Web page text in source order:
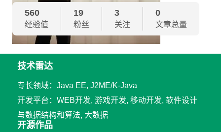
560
经验值
19
粉丝
3
关注
0
文章总量
技术雷达
专长领域：Java EE, J2ME/K-Java
开发平台：WEB开发, 游戏开发, 移动开发, 软件设计
与数据结构和算法, 大数据
开源作品